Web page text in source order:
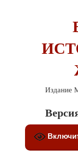
Издание